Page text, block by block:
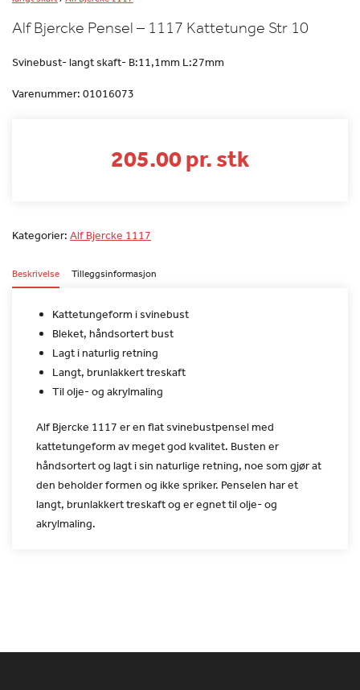
Alf Bjercke Pensel – 1117 Kattetunge Str 10
Svinebust- langt skaft- B:11,1mm L:27mm
Varenummer: 01016073
205.00 pr. stk
Kategorier: Alf Bjercke 1117
Beskrivelse Tilleggsinformasjon
Kattetungeform i svinebust
Bleket, håndsortert bust
Lagt i naturlig retning
Langt, brunlakkert treskaft
Til olje- og akrylmaling
Alf Bjercke 1117 er en flat svinebustpensel med
kattetungeform av meget god kvalitet. Busten er
håndsortert og lagt i sin naturlige retning, noe som gjør at
den beholder formen og ikke spriker. Penselen har et
langt, brunlakkert treskaft og er egnettil olje- og
akrylmaling.